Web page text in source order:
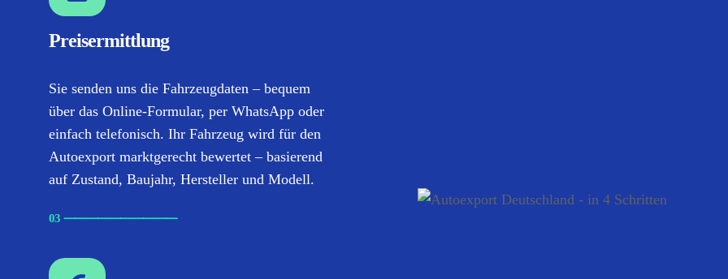
Preisermittlung
Sie senden uns die Fahrzeugdaten – bequem
über das Online-Formular, per WhatsApp oder
einfach telefonisch. Ihr Fahrzeug wird für den
Autoexport marktgerecht bewertet – basierend
auf Zustand, Baujahr, Hersteller und Modell.
03 ⸺⸺⸺⸺⸺